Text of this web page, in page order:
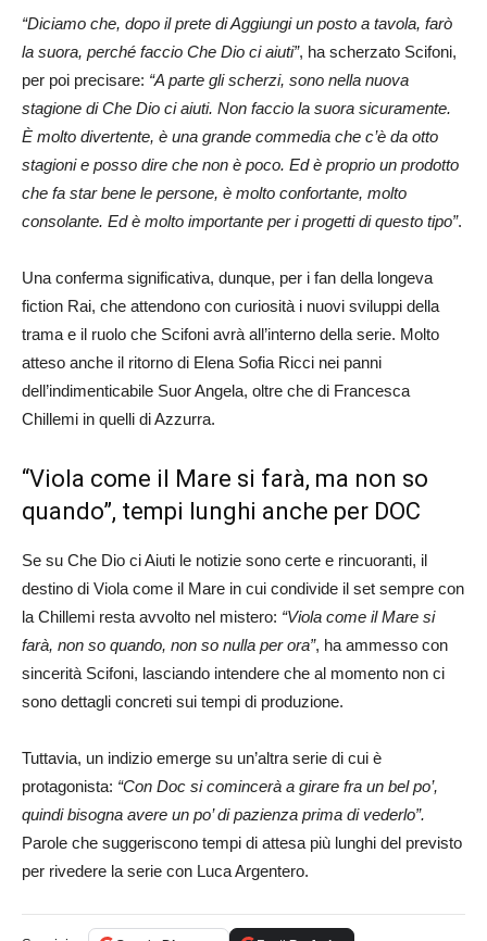
“Diciamo che, dopo il prete di Aggiungi un posto a tavola, farò
la suora, perché faccio Che Dio ci aiuti”, ha scherzato Scifoni,
per poi precisare: “A parte gli scherzi, sono nella nuova
stagione di Che Dio ci aiuti. Non faccio la suora sicuramente.
È molto divertente, è una grande commedia che c’è da otto
stagioni e posso dire che non è poco. Ed è proprio un prodotto
che fa star bene le persone, è molto confortante, molto
consolante. Ed è molto importante per i progetti di questo tipo”.
Una conferma significativa, dunque, per i fan della longeva
fiction Rai, che attendono con curiosità i nuovi sviluppi della
trama e il ruolo che Scifoni avrà all’interno della serie. Molto
atteso anche il ritorno di Elena Sofia Ricci nei panni
dell’indimenticabile Suor Angela, oltre che di Francesca
Chillemi in quelli di Azzurra.
“Viola come il Mare si farà, ma non so
quando”, tempi lunghi anche per DOC
Se su Che Dio ci Aiuti le notizie sono certe e rincuoranti, il
destino di Viola come il Mare in cui condivide il set sempre con
la Chillemi resta avvolto nel mistero: “Viola come il Mare si
farà, non so quando, non so nulla per ora”, ha ammesso con
sincerità Scifoni, lasciando intendere che al momento non ci
sono dettagli concreti sui tempi di produzione.
Tuttavia, un indizio emerge su un’altra serie di cui è
protagonista: “Con Doc si comincerà a girare fra un bel po’,
quindi bisogna avere un po’ di pazienza prima di vederlo”.
Parole che suggeriscono tempi di attesa più lunghi del previsto
per rivedere la serie con Luca Argentero.